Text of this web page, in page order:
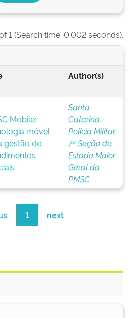
1 (Search time: 0.002 seconds).
Author(s)
Mobile:
móvel
gestão de
Santa
Catarina.
Polícia Militar.
7ª Seção do
Estado Maior
Geral da
PMSC
1 next